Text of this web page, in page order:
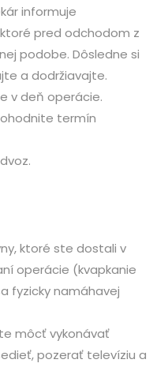
informuje
pred odchodom z
podobe. Dôsledne si
a dodržiavajte.
v deň operácie.
termín
ktoré ste dostali v
operácie (kvapkanie
fyzicky namáhavej
môcť vykonávať
pozerať televíziu a